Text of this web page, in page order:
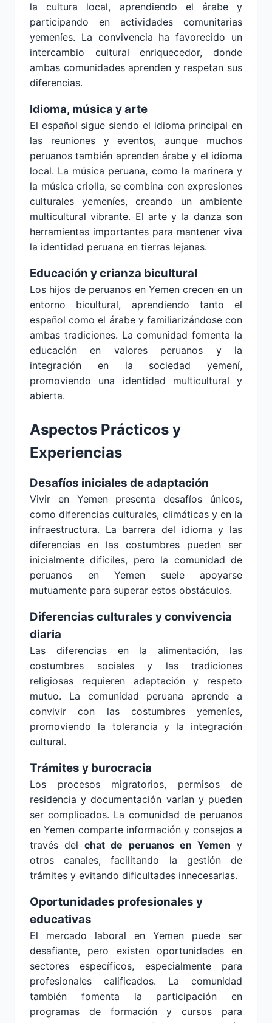
la cultura local, aprendiendo el árabe y
participando en actividades comunitarias
yemeníes. La convivencia ha favorecido un
intercambio cultural enriquecedor, donde
ambas comunidades aprenden y respetan sus
diferencias.
Idioma, música y arte
El español sigue siendo el idioma principal en
las reuniones y eventos, aunque muchos
peruanos también aprenden árabe y el idioma
local. La música peruana, como la marinera y
la música criolla, se combina con expresiones
culturales yemeníes, creando un ambiente
multicultural vibrante. El arte y la danza son
herramientas importantes para mantener viva
la identidad peruana en tierras lejanas.
Educación y crianza bicultural
Los hijos de peruanos en Yemen crecen en un
entorno bicultural, aprendiendo tanto el
español como el árabe y familiarizándose con
ambas tradiciones. La comunidad fomenta la
educación en valores peruanos y la
integración en la sociedad yemení,
promoviendo una identidad multicultural y
abierta.
Aspectos Prácticos y
Experiencias
Desafíos iniciales de adaptación
Vivir en Yemen presenta desafíos únicos,
como diferencias culturales, climáticas y en la
infraestructura. La barrera del idioma y las
diferencias en las costumbres pueden ser
inicialmente difíciles, pero la comunidad de
peruanos en Yemen suele apoyarse
mutuamente para superar estos obstáculos.
Diferencias culturales y convivencia
diaria
Las diferencias en la alimentación, las
costumbres sociales y las tradiciones
religiosas requieren adaptación y respeto
mutuo. La comunidad peruana aprende a
convivir con las costumbres yemeníes,
promoviendo la tolerancia y la integración
cultural.
Trámites y burocracia
Los procesos migratorios, permisos de
residencia y documentación varían y pueden
ser complicados. La comunidad de peruanos
en Yemen comparte información y consejos a
través delchat de peruanos en Yemen y
otros canales, facilitando la gestión de
trámites y evitando dificultades innecesarias.
Oportunidades profesionales y
educativas
El mercado laboral en Yemen puede ser
desafiante, pero existen oportunidades en
sectores específicos, especialmente para
profesionales calificados. La comunidad
también fomenta la participación en
programas de formación y cursos para